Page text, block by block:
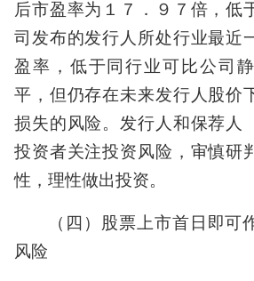
后市盈率为１７．９７倍，低
司发布的发行人所处行业最近
盈率，低于同行业可比公司
平，但仍存在未来发行人股价
损失的风险。发行人和保荐人
投资者关注投资风险，审慎研
性，理性做出投资。
（四）股票上市首日即可
风险